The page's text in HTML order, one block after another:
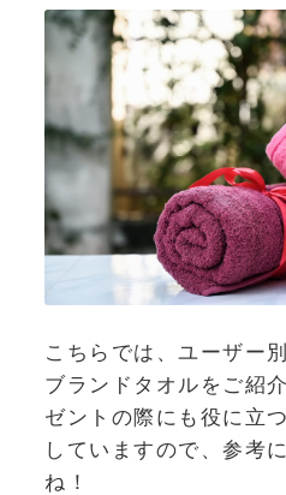
こちらでは、ユーザー
ブランドタオルをご紹
ゼントの際にも役に立
していますので、参考
ね！